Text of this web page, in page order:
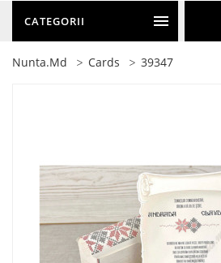
CATEGORII
Nunta.md Cards 39347